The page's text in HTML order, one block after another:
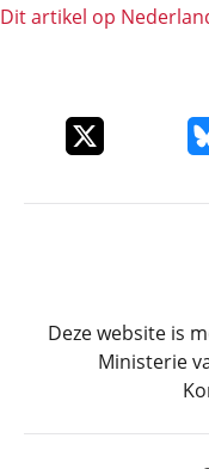
Dit artikel op
Deel dit item op
Deze website is
Ministerie